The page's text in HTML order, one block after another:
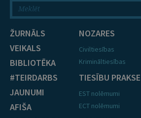
ŽURNĀLS
VEIKALS
BIBLIOTĒKA
#TEIRDARBS
JAUNUMI
AFIŠA
NOZARES
Civiltiesības
Krimināltiesības
TIESĪBU PRAKSE
EST nolēmumi
ECT nolēmumi